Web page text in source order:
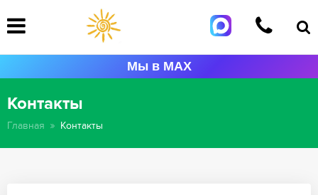
Мы в MAX
Контакты
Главная Контакты